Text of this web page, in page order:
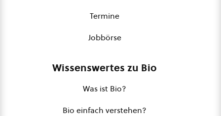
Termine
Jobbörse
Wissenswertes zu Bio
Was ist Bio?
Bio einfach verstehen?